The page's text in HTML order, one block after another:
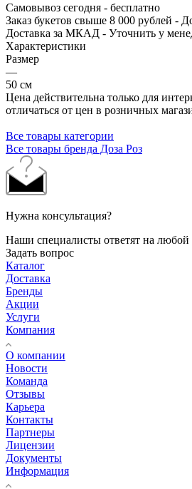
Самовывоз сегодня - бесплатно
Заказ букетов свыше 8 000 рублей -
Доставка за МКАД - Уточнить у
Характеристики
Размер
—
50 см
Цена действительна только для
отличаться от цен в розничных
Все товары категории
Все товары бренда Доза Роз
Нужна консультация?
Наши специалисты ответят на
Задать вопрос
Каталог
Доставка
Бренды
Акции
Услуги
Компания
О компании
Новости
Команда
Отзывы
Карьера
Контакты
Партнеры
Лицензии
Документы
Информация